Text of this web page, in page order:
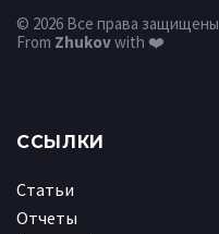
© 2026 Все права защищены
From Zhukovwith ❤️
ССЫЛКИ
Статьи
Отчеты